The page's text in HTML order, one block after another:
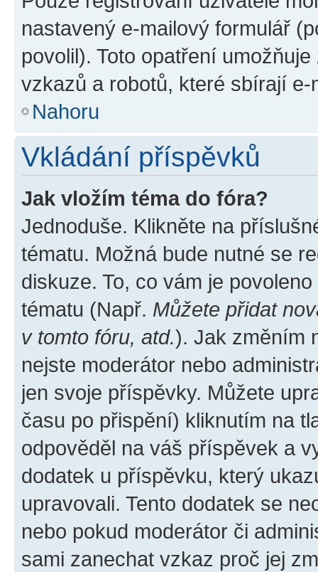
nastavený e-mailový formulář
povolil). Toto opatření
vzkazů a robotů, které sbírají e-
Nahoru
Vkládání příspěvků
Jak vložím téma do fóra?
Jednoduše. Klikněte na
tématu. Možná bude nutné se
diskuze. To, co vám je
tématu (Např. Můžete přidat
v tomto fóru, atd.). Jak změním
nejste moderátor nebo
jen svoje příspěvky. Můžete
času po přispění) kliknutím na
odpověděl na váš příspěvek a
dodatek u příspěvku, který
upravovali. Tento dodatek se
nebo pokud moderátor či
sami zanechat vzkaz proč jej